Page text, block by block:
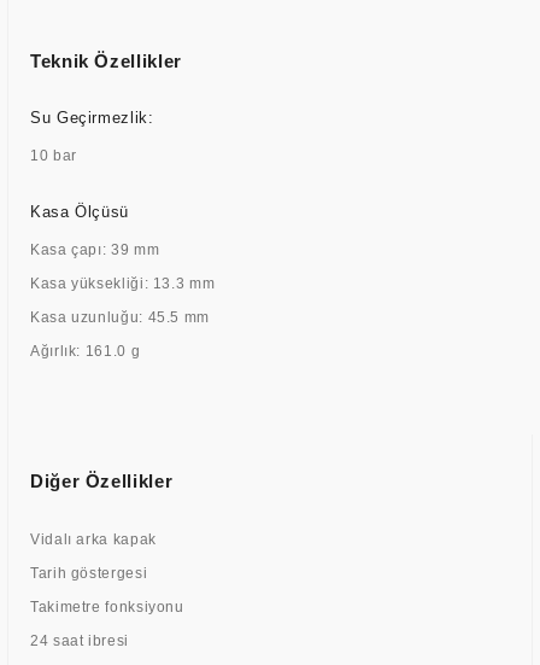
Teknik Özellikler
Su Geçirmezlik:
10 bar
Kasa Ölçüsü
Kasa çapı: 39 mm
Kasa yüksekliği: 13.3 mm
Kasa uzunluğu: 45.5 mm
Ağırlık: 161.0 g
Diğer Özellikler
Vidalı arka kapak
Tarih göstergesi
Takimetre fonksiyonu
24 saat ibresi